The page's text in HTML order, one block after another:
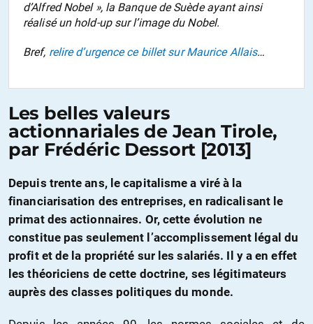
d’Alfred Nobel », la Banque de Suède ayant ainsi
réalisé un hold-up sur l’image du Nobel.
Bref, relire d’urgence ce billet sur Maurice Allais…
Les belles valeurs
actionnariales de Jean Tirole,
par Frédéric Dessort [2013]
Depuis trente ans, le capitalisme a viré à la
financiarisation des entreprises, en radicalisant le
primat des actionnaires. Or, cette évolution ne
constitue pas seulement l’accomplissement légal du
profit et de la propriété sur les salariés. Il y a en effet
les théoriciens de cette doctrine, ses légitimateurs
auprès des classes politiques du monde.